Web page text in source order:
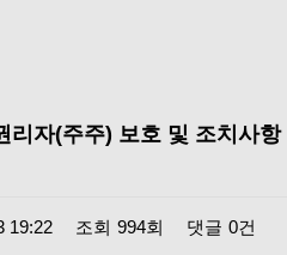
리자(주주) 보호 및 조치사항
19:22 조회 994회 댓글 0건